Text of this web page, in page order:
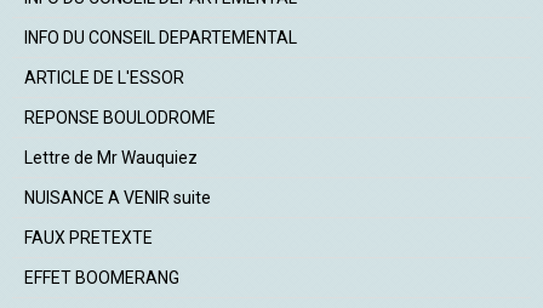
INFO DU CONSEIL DEPARTEMENTAL
ARTICLE DE L'ESSOR
REPONSE BOULODROME
Lettre de Mr Wauquiez
NUISANCE A VENIR suite
FAUX PRETEXTE
EFFET BOOMERANG